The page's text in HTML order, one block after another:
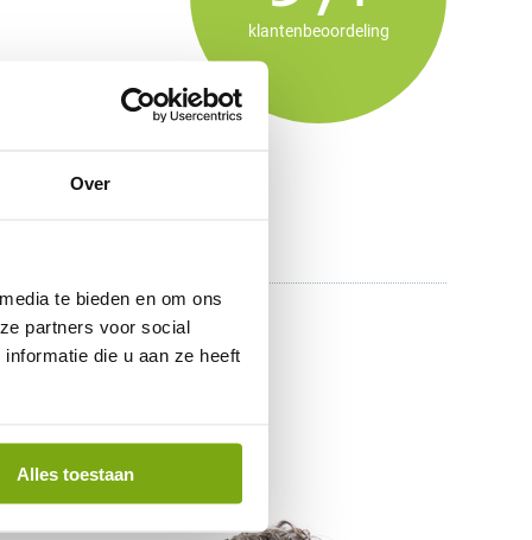
Over
te bieden en om ons
partners voor social
die u aan ze heeft
Alles toestaan
klantenbeoordeling